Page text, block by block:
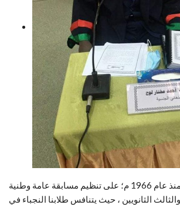
دأبت السنغال منذ عام 1966 م؛ على تنظيم مسابقة عامة وطنية
الثانويين ، حيث يتنافس طلابنا النجباء في